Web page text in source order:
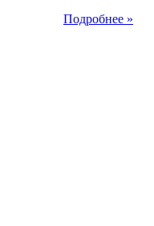
Подробнее »